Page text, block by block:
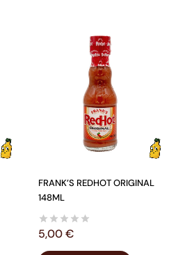
FRANK’S REDHOT ORIGINAL
148ML
5,00€